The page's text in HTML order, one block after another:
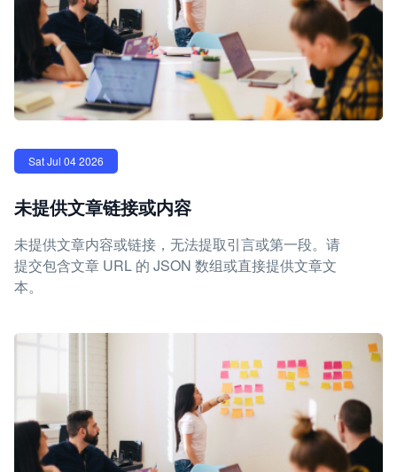
Sat Jul 04 2026
未提供文章链接或内容
未提供文章内容或链接，无法提取引言或第一段。请
提交包含文章 URL 的 JSON 数组或直接提供文章文
本。